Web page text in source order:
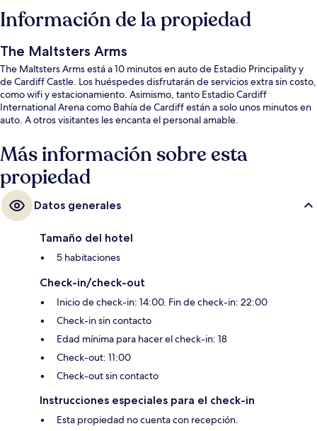
Información de la propiedad
The Maltsters Arms
The Maltsters Arms está a 10 minutos en auto de Estadio Principality y
de Cardiff Castle. Los huéspedes disfrutarán de servicios extra sin costo,
como wifi y estacionamiento. Asimismo, tanto Estadio Cardiff
International Arena como Bahía de Cardiff están a solo unos minutos en
auto. A otros visitantes les encanta el personal amable.
Más información sobre esta
propiedad
Datos generales
Tamaño del hotel
5 habitaciones
Check-in/check-out
Inicio de check-in: 14:00. Fin de check-in: 22:00
Check-in sin contacto
Edad mínima para hacer el check-in: 18
Check-out: 11:00
Check-out sin contacto
Instrucciones especiales para el check-in
Esta propiedad no cuenta con recepción.